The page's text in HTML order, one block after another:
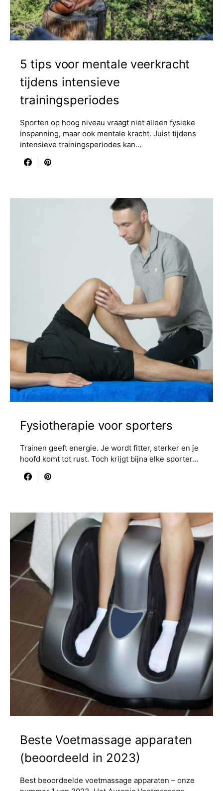
5 tips voor mentale veerkracht
tijdens intensieve
trainingsperiodes
Sporten op hoog niveau vraagt niet alleen fysieke
inspanning, maar ook mentale kracht. Juist tijdens
intensieve trainingsperiodes kan…
Fysiotherapie voor sporters
Trainen geeft energie. Je wordt fitter, sterker en je
hoofd komt tot rust. Toch krijgt bijna elke sporter…
Beste Voetmassage apparaten
(beoordeeld in 2023)
Best beoordeelde voetmassage apparaten – onze